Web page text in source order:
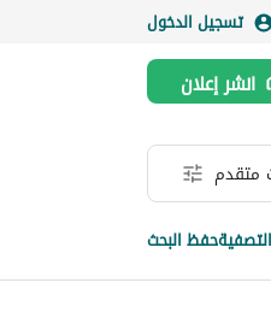
تسجيل الدخول
انشر إعلان
متقدم
حفظ البحث